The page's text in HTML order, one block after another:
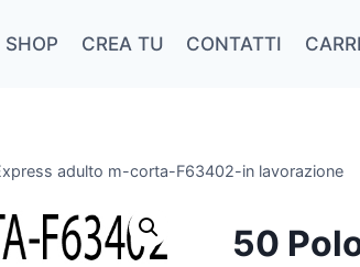
SHOP CREA TU CONTATTI
adulto m-corta-F63402-in lavorazione
50